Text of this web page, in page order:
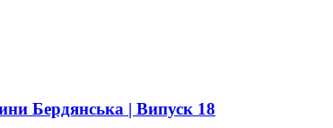
Бердянська | Випуск 18